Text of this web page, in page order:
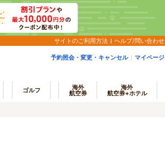
サイトのご利用方法 ヘルプ/問い合わせ
予約照会・変更・キャンセル マイページ
ゴルフ
海外
航空券
海外
航空券+ホテル